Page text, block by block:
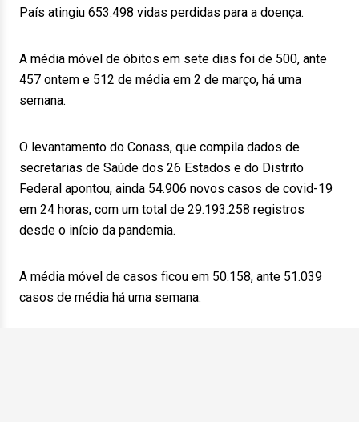
País atingiu 653.498 vidas perdidas para a doença.
A média móvel de óbitos em sete dias foi de 500, ante
457 ontem e 512 de média em 2 de março, há uma
semana.
O levantamento do Conass, que compila dados de
secretarias de Saúde dos 26 Estados e do Distrito
Federal apontou, ainda 54.906 novos casos de covid-19
em 24 horas, com um total de 29.193.258 registros
desde o início da pandemia.
A média móvel de casos ficou em 50.158, ante 51.039
casos de média há uma semana.